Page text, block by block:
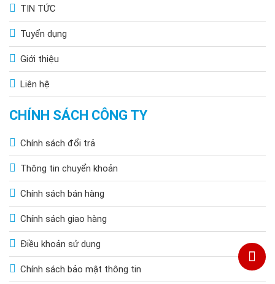
TIN TỨC
Tuyển dụng
Giới thiệu
Liên hệ
CHÍNH SÁCH CÔNG TY
Chính sách đổi trả
Thông tin chuyển khoản
Chính sách bán hàng
Chính sách giao hàng
Điều khoản sử dụng
Chính sách bảo mật thông tin